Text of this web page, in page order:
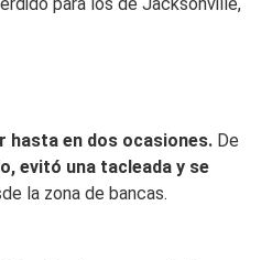
hasta en dos ocasiones. De
evitó una tacleada y se
la zona de bancas.